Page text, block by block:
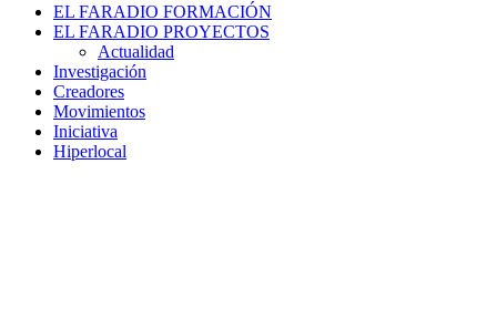
EL FARADIO FORMACIÓN
EL FARADIO PROYECTOS
Actualidad
Investigación
Creadores
Movimientos
Iniciativa
Hiperlocal